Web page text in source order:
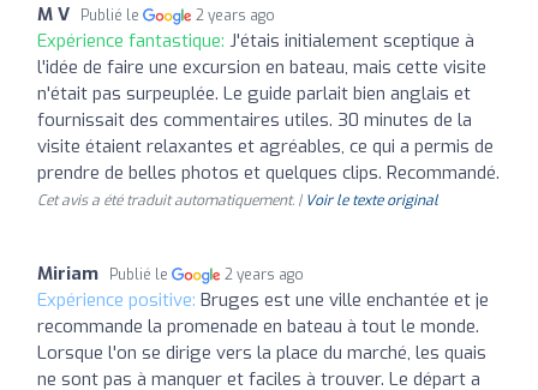
M V Publié le 2 years ago
Expérience fantastique: J'étais initialement sceptique à
l'idée de faire une excursion en bateau, mais cette visite
n'était pas surpeuplée. Le guide parlait bien anglais et
fournissait des commentaires utiles. 30 minutes de la
visite étaient relaxantes et agréables, ce qui a permis de
prendre de belles photos et quelques clips. Recommandé.
Cet avis a été traduit automatiquement. | Voir le texte original
Miriam Publié le 2 years ago
Expérience positive: Bruges est une ville enchantée et je
recommande la promenade en bateau à tout le monde.
Lorsque l'on se dirige vers la place du marché, les quais
ne sont pas à manquer et faciles à trouver. Le départ a